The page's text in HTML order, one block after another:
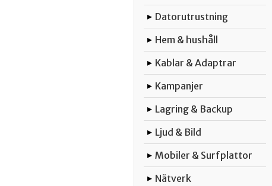
▸ Datorutrustning
▸ Hem & hushåll
▸ Kablar & Adaptrar
▸ Kampanjer
▸ Lagring & Backup
▸ Ljud & Bild
▸ Mobiler & Surfplattor
▸ Nätverk